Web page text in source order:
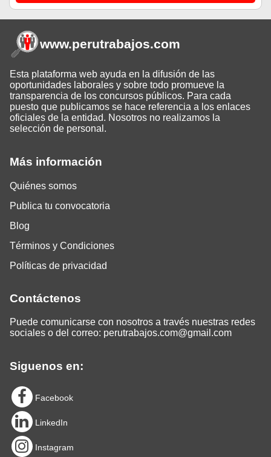
Más información
Quiénes somos
Publica tu convocatoria
Blog
Términos y Condiciones
Políticas de privacidad
Contáctenos
Puede comunicarse con nosotros a través nuestras redes
sociales o del correo: perutrabajos.com@gmail.com
Siguenos en:
Facebook
LinkedIn
Instagram
www.perutrabajos.com
Esta plataforma web ayuda en la difusión de las
oportunidades laborales y sobre todo promueve la
transparencia de los concursos públicos. Para cada
puesto que publicamos se hace referencia a los enlaces
oficiales de la entidad. Nosotros no realizamos la
selección de personal.